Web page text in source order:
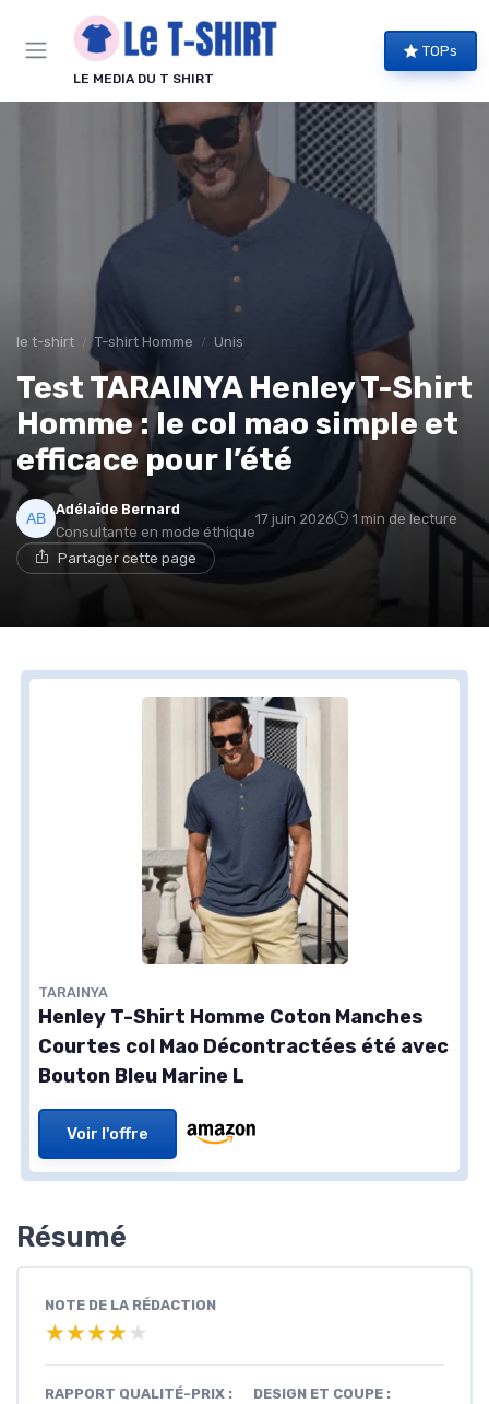
LE MEDIA DU T SHIRT
TOPs
le t-shirt T-shirt Homme Unis
Test TARAINYA Henley T-Shirt
Homme : le col mao simple et
efficace pour l’été
Adélaïde Bernard
Consultante en mode éthique
17 juin 2026 1 min de lecture
Partager cette page
TARAINYA
Henley T-Shirt Homme Coton Manches
Courtes col Mao Décontractées été avec
Bouton Bleu Marine L
Voir l'offre
Résumé
NOTE DE LA RÉDACTION
★★★★★
★★★★★
RAPPORT QUALITÉ-PRIX :
DESIGN ET COUPE :
Panneau de gestion des cookies